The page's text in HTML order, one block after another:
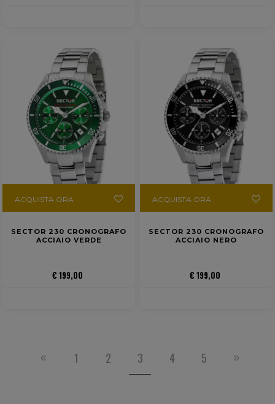
ACQUISTA ORA
SECTOR 230 CRONOGRAFO
ACCIAIO VERDE
€ 199,00
ACQUISTA ORA
SECTOR 230 CRONOGRAFO
ACCIAIO NERO
€ 199,00
1 2 3 4 5